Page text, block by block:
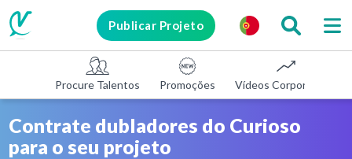
Publicar Projeto
Procure Talentos Promoções Vídeos Corporativos
Contrate dubladores do Curioso
para o seu projeto